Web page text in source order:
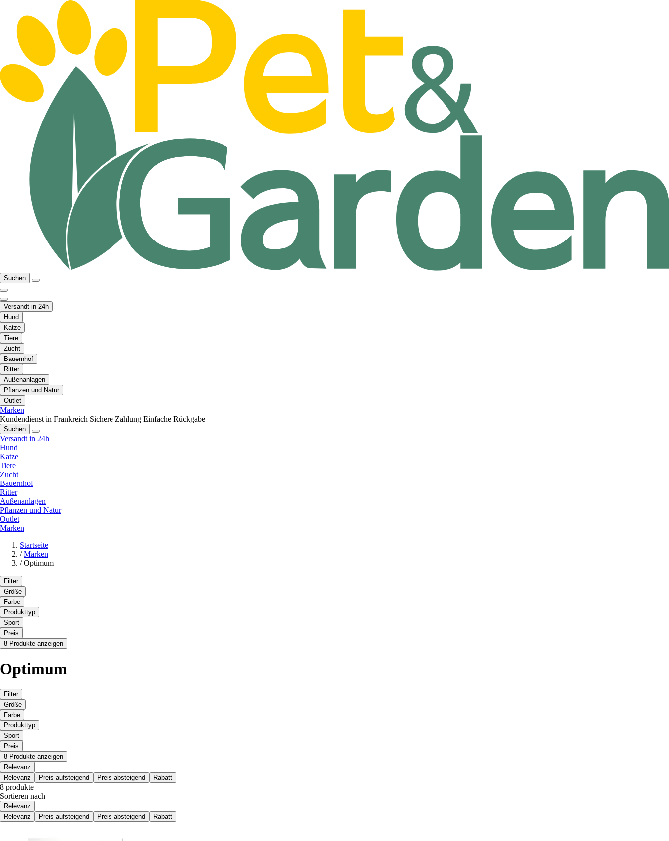
Suchen
Versandt in 24h
Hund
Katze
Tiere
Zucht
Bauernhof
Ritter
Außenanlagen
Pflanzen und Natur
Outlet
Marken
Kundendienst in Frankreich Sichere Zahlung Einfache Rückgabe
Suchen
Versandt in 24h
Hund
Katze
Tiere
Zucht
Bauernhof
Ritter
Außenanlagen
Pflanzen und Natur
Outlet
Marken
Startseite
/ Marken
/ Optimum
Filter
Größe
Farbe
Produkttyp
Sport
Preis
8 Produkte anzeigen
Optimum
Filter
Größe
Farbe
Produkttyp
Sport
Preis
8 Produkte anzeigen
Relevanz
Relevanz
Preis aufsteigend Preis absteigend Rabatt
8 produkte
Sortieren nach
Relevanz
Relevanz
Preis aufsteigend Preis absteigend Rabatt